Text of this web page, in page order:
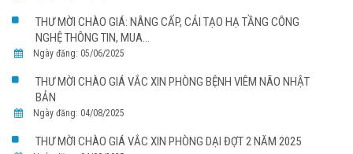
THƯ MỜI CHÀO GIÁ: NÂNG CẤP, CẢI TẠO HẠ TẦNG CÔNG
NGHỆ THÔNG TIN, MUA...
Ngày đăng: 05/06/2025
THƯ MỜI CHÀO GIÁ VẮC XIN PHÒNG BỆNH VIÊM NÃO NHẬT
BẢN
Ngày đăng: 04/08/2025
THƯ MỜI CHÀO GIÁ VẮC XIN PHÒNG DẠI ĐỢT 2 NĂM 2025